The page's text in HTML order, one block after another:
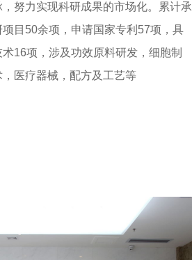
努力实现科研成果的市场化。累计承
目50余项，申请国家专利57项，具
16项，涉及功效原料研发，细胞制
医疗器械，配方及工艺等